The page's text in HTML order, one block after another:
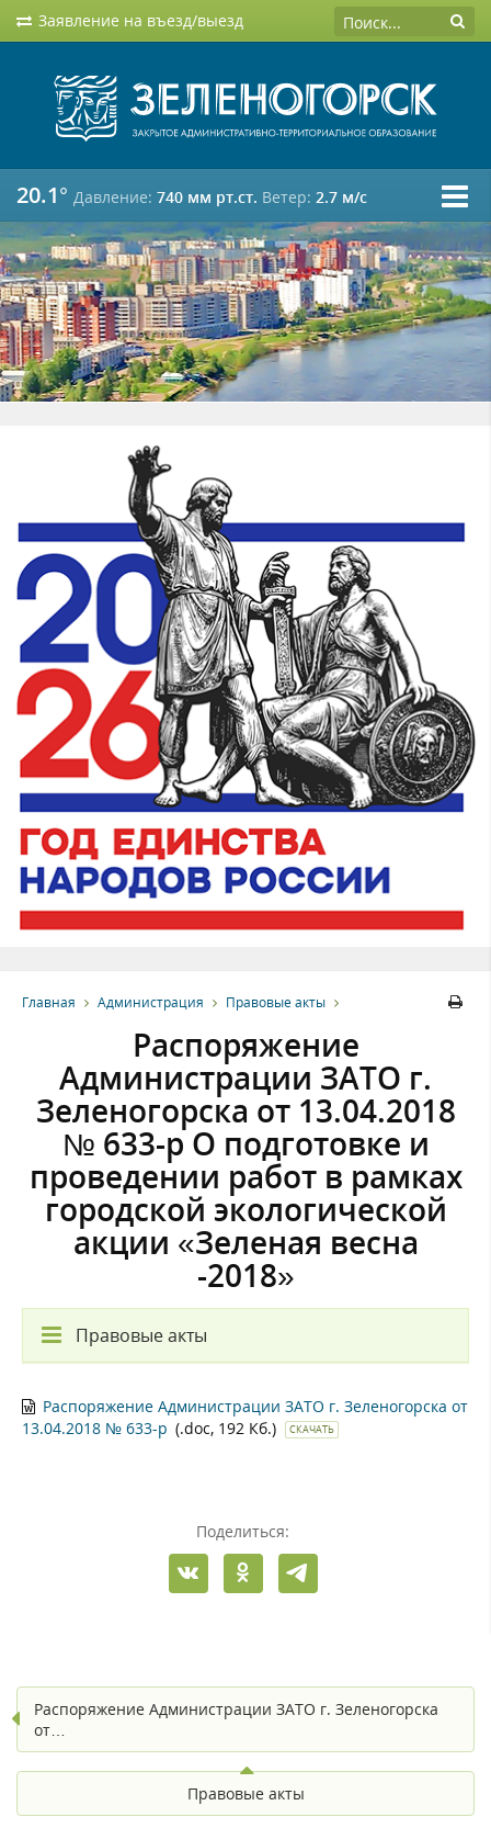
Заявление на въезд/выезд
20.1° Давление: 740 мм рт.ст. Ветер: 2.7 м/c
Главная Администрация Правовые акты
Распоряжение
Администрации ЗАТО г.
Зеленогорска от 13.04.2018
№ 633-р О подготовке и
проведении работ в рамках
городской экологической
акции «Зеленая весна
-2018»
Правовые акты
Распоряжение Администрации ЗАТО г. Зеленогорска от
13.04.2018 № 633-р (.doc, 192 Кб.) СКАЧАТЬ
Поделиться:
Распоряжение Администрации ЗАТО г. Зеленогорска
от…
Правовые акты